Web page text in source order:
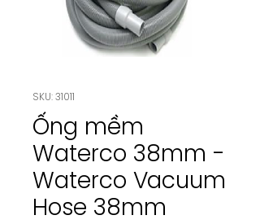
SKU: 31011
Ống mềm
Waterco 38mm -
Waterco Vacuum
Hose 38mm